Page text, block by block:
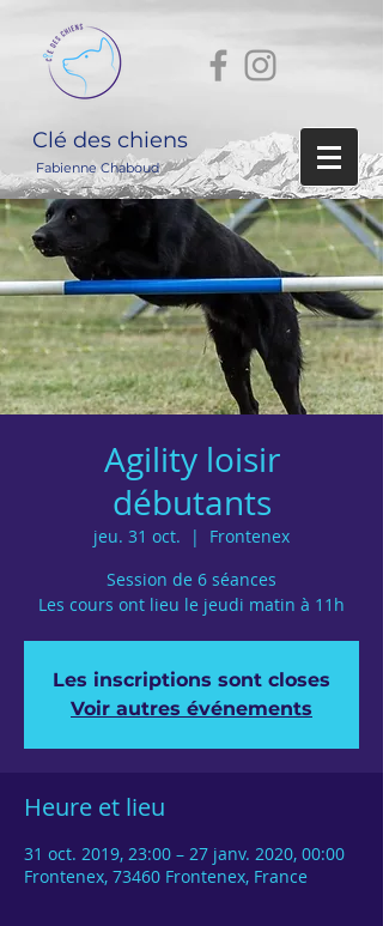
Clé des chiens
Fabienne Chaboud
Agility loisir
débutants
jeu. 31 oct.
  |
Frontenex
Session de 6 séances
Les cours ont lieu le jeudi matin à 11h
Les inscriptions sont closes
Voir autres événements
Heure et lieu
31 oct. 2019, 23:00 – 27 janv. 2020, 00:00
Frontenex, 73460 Frontenex, France